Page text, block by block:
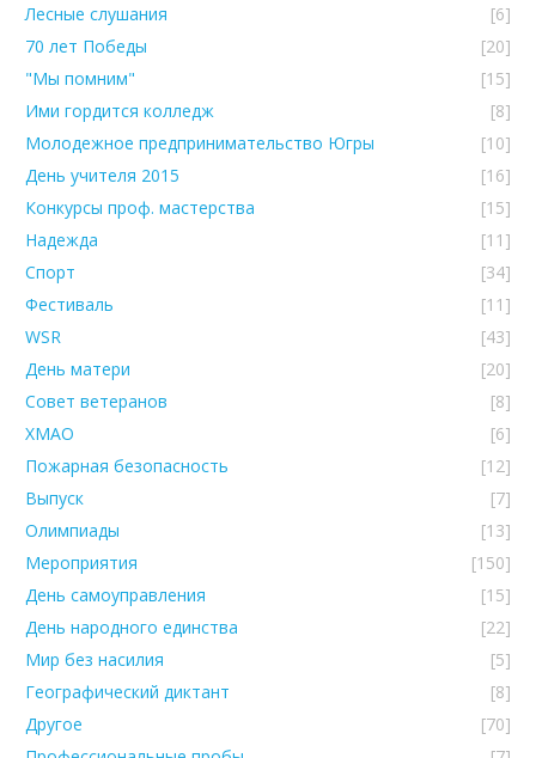
Лесные слушания
[6]
70 лет Победы
[20]
"Мы помним"
[15]
Ими гордится колледж
[8]
Молодежное предпринимательство Югры
[10]
День учителя 2015
[16]
Конкурсы проф. мастерства
[15]
Надежда
[11]
Спорт
[34]
Фестиваль
[11]
WSR
[43]
День матери
[20]
Совет ветеранов
[8]
ХМАО
[6]
Пожарная безопасность
[12]
Выпуск
[7]
Олимпиады
[13]
Мероприятия
[150]
День самоуправления
[15]
День народного единства
[22]
Мир без насилия
[5]
Географический диктант
[8]
Другое
[70]